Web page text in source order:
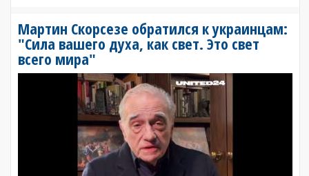
Мартин Скорсезе обратился к украинцам:
"Сила вашего духа, как свет. Это свет
всего мира"